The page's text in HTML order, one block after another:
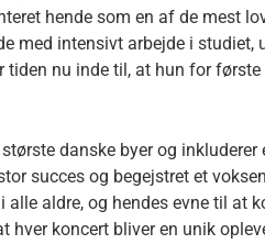
hende som en af de mest
med intensivt arbejde i
nu inde til, at hun for
danske byer og inkluderer
succes og begejstret et
aldre, og hendes evne til at
hver koncert bliver en unik